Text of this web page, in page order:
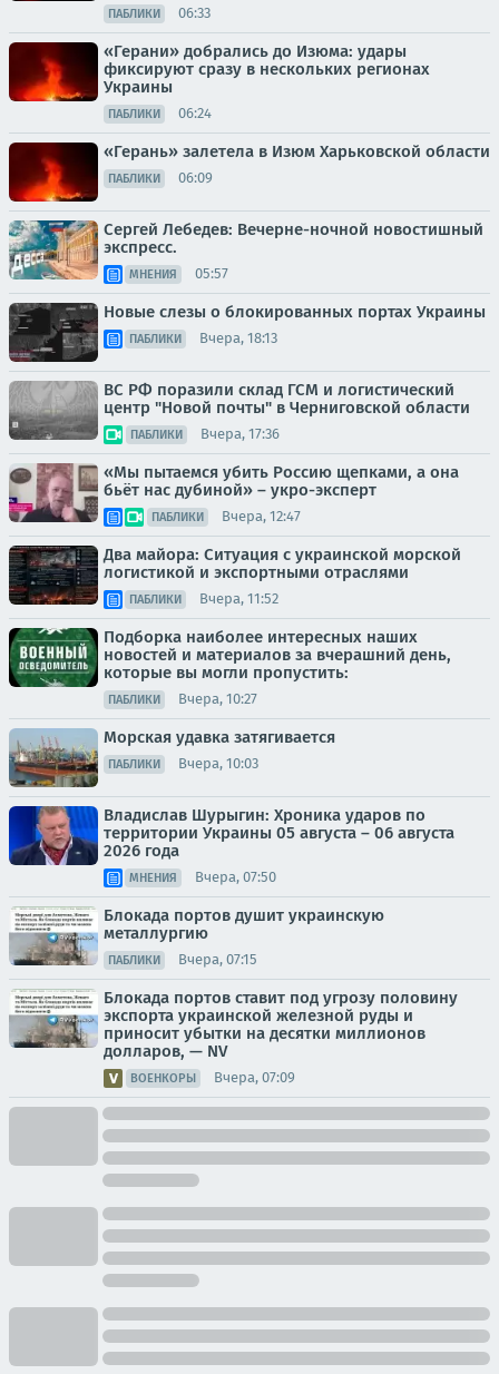
ПАБЛИКИ 06:33
«Герани» добрались до Изюма: удары
фиксируют сразу в нескольких регионах
Украины
ПАБЛИКИ 06:24
«Герань» залетела в Изюм Харьковской области
ПАБЛИКИ 06:09
Сергей Лебедев: Вечерне-ночной новостишный
экспресс.
МНЕНИЯ 05:57
Новые слезы о блокированных портах Украины
ПАБЛИКИ Вчера, 18:13
ВС РФ поразили склад ГСМ и логистический
центр "Новой почты" в Черниговской области
ПАБЛИКИ Вчера, 17:36
«Мы пытаемся убить Россию щепками, а она
бьёт нас дубиной» – укро-эксперт
ПАБЛИКИ Вчера, 12:47
Два майора: Ситуация с украинской морской
логистикой и экспортными отраслями
ПАБЛИКИ Вчера, 11:52
Подборка наиболее интересных наших
новостей и материалов за вчерашний день,
которые вы могли пропустить:
ПАБЛИКИ Вчера, 10:27
Морская удавка затягивается
ПАБЛИКИ Вчера, 10:03
Владислав Шурыгин: Хроника ударов по
территории Украины 05 августа – 06 августа
2026 года
МНЕНИЯ Вчера, 07:50
Блокада портов душит украинскую
металлургию
ПАБЛИКИ Вчера, 07:15
Блокада портов ставит под угрозу половину
экспорта украинской железной руды и
приносит убытки на десятки миллионов
долларов, — NV
ВОЕНКОРЫ Вчера, 07:09